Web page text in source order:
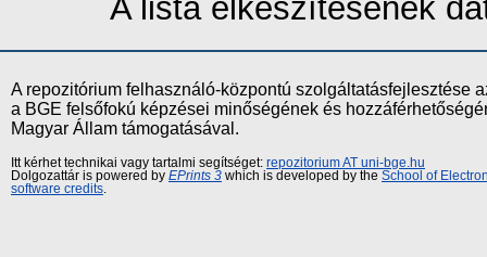
A lista elkészítésének
A repozitórium felhasználó-központú szolgáltatásfejlesztése
a BGE felsőfokú képzései minőségének és
Magyar Állam támogatásával.
Itt kérhet technikai vagy tartalmi segítséget: repozitorium AT uni-bge.hu
Dolgozattár is powered by EPrints 3 which is developed by the School of
software credits